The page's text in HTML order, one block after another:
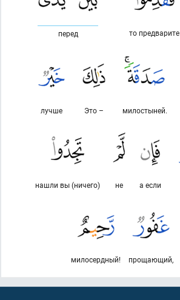
то предварите
перед
милостыней.
Это –
лучше
а если
не
нашли вы (ничего)
прощающий,
милосердный!